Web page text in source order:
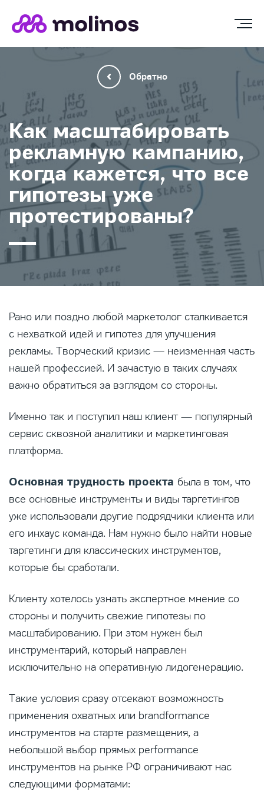
Обратно
Как масштабировать
рекламную кампанию,
когда кажется, что все
гипотезы уже
протестированы?
Рано или поздно любой маркетолог сталкивается
с нехваткой идей и гипотез для улучшения
рекламы. Творческий кризис — неизменная часть
нашей профессией. И зачастую в таких случаях
важно обратиться за взглядом со стороны.
Именно так и поступил наш клиент — популярный
сервис сквозной аналитики и маркетинговая
платформа.
Основная трудность проекта была в том, что
все основные инструменты и виды таргетингов
уже использовали другие подрядчики клиента или
его инхаус команда. Нам нужно было найти новые
таргетинги для классических инструментов,
которые бы сработали.
Клиенту хотелось узнать экспертное мнение со
стороны и получить свежие гипотезы по
масштабированию. При этом нужен был
инструментарий, который направлен
исключительно на оперативную лидогенерацию.
Такие условия сразу отсекают возможность
применения охватных или brandformance
инструментов на старте размещения, а
небольшой выбор прямых performance
инструментов на рынке РФ ограничивают нас
следующими форматами: